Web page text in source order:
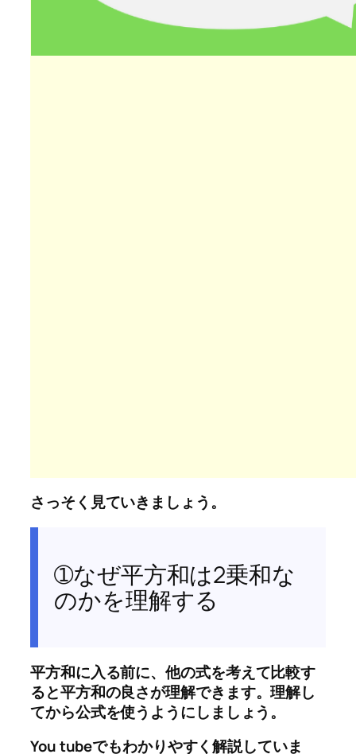
さっそく見ていきましょう。
➀なぜ平方和は2乗和な
のかを理解する
平方和に入る前に、他の式を考えて比較す
ると平方和の良さが理解できます。理解し
てから公式を使うようにしましょう。
You tubeでもわかりやすく解説していま